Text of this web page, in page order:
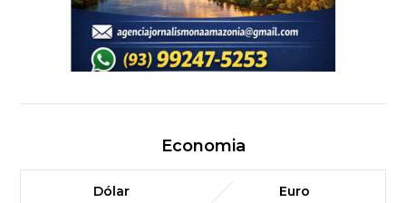
Economia
Dólar
Euro